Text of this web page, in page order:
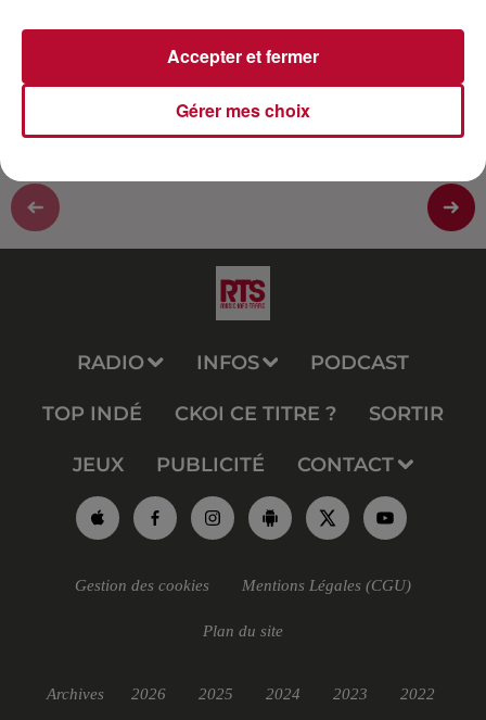
Insta :https://instagram.com/rtslaradiodusud​​
https://twitter.com/RTS_FM​
RADIO INFOS PODCAST
TOP INDÉ CKOI CE TITRE ? SORTIR
JEUX PUBLICITÉ CONTACT
Gestion des cookies Mentions Légales (CGU)
Plan du site
Archives 2026 2025 2024 2023 2022
Gérer mes choix
Accepter et fermer